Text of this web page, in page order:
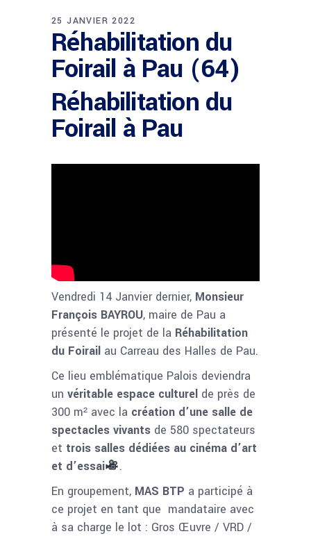
25 JANVIER 2022
Réhabilitation du
Foirail à Pau (64)
Réhabilitation du
Foirail à Pau
Vendredi 14 Janvier dernier, Monsieur
François BAYROU, maire de Pau a
présenté le projet de la Réhabilitation
du Foirail au Carreau des Halles de Pau.
Ce lieu emblématique Palois deviendra
un véritable espace culturel de près de
300 m² avec la création d’une salle de
spectacles vivants de 580 spectateurs
et trois salles dédiées au cinéma d’art
et d’essai
.
En groupement, MAS BTP a participé à
ce projet en tant que mandataire avec
à sa charge le lot : Gros Œuvre / VRD /